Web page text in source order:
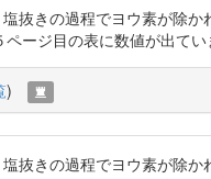
抜きの過程でヨウ素が除
ージ目の表に数値が出て
)
抜きの過程でヨウ素が除